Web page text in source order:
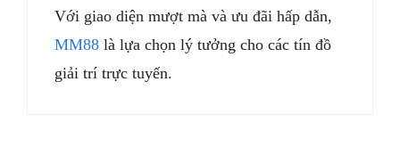
Với giao diện mượt mà và ưu đãi hấp dẫn,
MM88 là lựa chọn lý tưởng cho các tín đồ
giải trí trực tuyến.